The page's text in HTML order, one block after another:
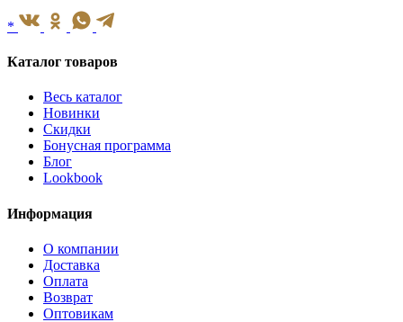
*
Каталог товаров
Весь каталог
Новинки
Скидки
Бонусная программа
Блог
Lookbook
Информация
О компании
Доставка
Оплата
Возврат
Оптовикам